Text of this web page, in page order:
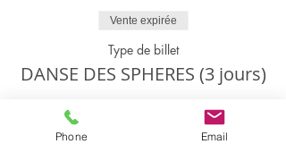
Vente expirée
Type de billet
DANSE DES SPHERES (3 jours)
Phone Email